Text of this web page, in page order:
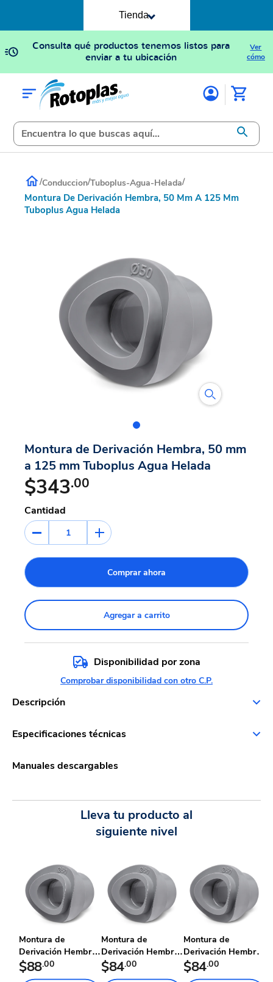
Tienda
Consulta qué productos tenemos listos para
enviar a tu ubicación
Ver
cómo
/Conduccion/Tuboplus-Agua-Helada/
Montura De Derivación Hembra, 50 Mm A 125 Mm
Tuboplus Agua Helada
Montura de Derivación Hembra, 50 mm
a 125 mm Tuboplus Agua Helada
$343.00
Cantidad
1
Comprar ahora
Agregar a carrito
Disponibilidad por zona
Comprobar disponibilidad con otro C.P.
Descripción
Especificaciones técnicas
Manuales descargables
Lleva tu producto al
siguiente nivel
Montura de
Derivación Hembra,
20 mm a 50...
$88.00
Montura de
Derivación Hembra,
20 mm a 63...
$84.00
Montura de
Derivación Hembra,
20 mm a 75...
$84.00